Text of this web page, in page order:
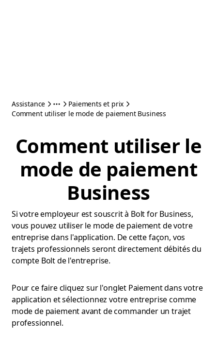
Assistance
Paiements et prix
Comment utiliser le mode de paiement Business
Comment utiliser le
mode de paiement
Business
Si votre employeur est souscrit à Bolt for Business,
vous pouvez utiliser le mode de paiement de votre
entreprise dans l'application. De cette façon, vos
trajets professionnels seront directement débités du
compte Bolt de l'entreprise.
Pour ce faire cliquez sur l'onglet Paiement dans votre
application et sélectionnez votre entreprise comme
mode de paiement avant de commander un trajet
professionnel.